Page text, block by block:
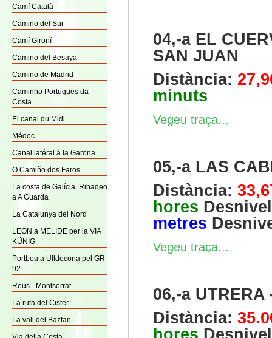
Camí Català
Camino del Sur
Camí Gironí
Camino del Besaya
Camino de Madrid
Caminho Portuguës da
Costa
El canal du Midi
Médoc
Canal latéral à la Garona
O Camiño dos Faros
La costa de Galícia. Ribadeo
a A Guarda
La Catalunya del Nord
LEON a MELIDE per la VIA
KÜNIG
Portbou a Ulldecona pel GR
92
Reus - Montserrat
La ruta del Cister
La vall del Baztan
04,-a EL
SAN JUAN
Distància:
minuts
Vegeu traça...
05,-a LAS
Distància:
hores
metres
Vegeu traça...
06,-a UTRERA
Distància: